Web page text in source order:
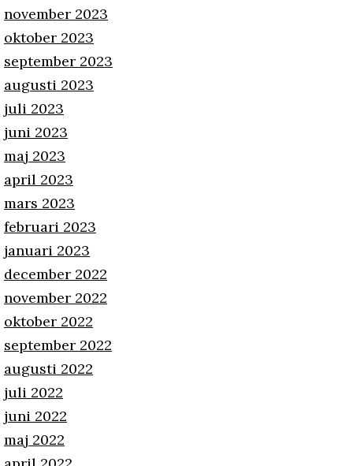
november 2023
oktober 2023
september 2023
augusti 2023
juli 2023
juni 2023
maj 2023
april 2023
mars 2023
februari 2023
januari 2023
december 2022
november 2022
oktober 2022
september 2022
augusti 2022
juli 2022
juni 2022
maj 2022